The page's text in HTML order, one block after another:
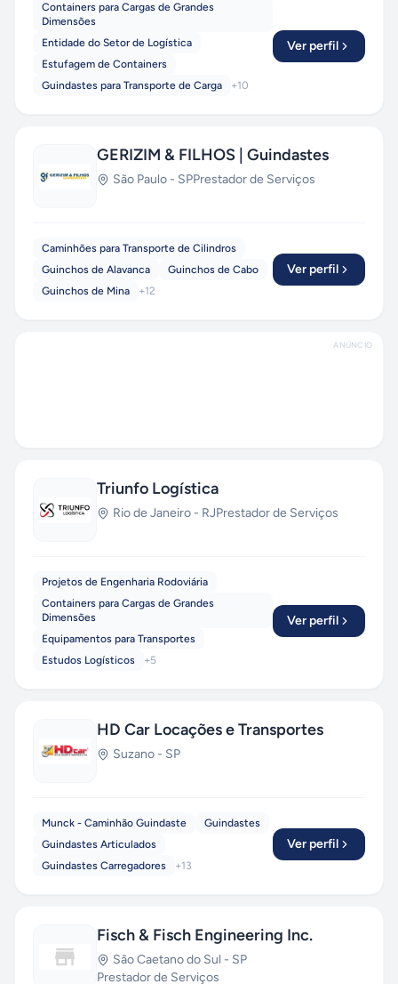
Containers para Cargas de Grandes
Dimensões
Entidade do Setor de Logística
Estufagem de Containers
Guindastes para Transporte de Carga
+10
Ver perfil
GERIZIM & FILHOS | Guindastes
São Paulo - SPPrestador de Serviços
Caminhões para Transporte de Cilindros
Guinchos de Alavanca
Guinchos de Cabo
Guinchos de Mina
+12
Ver perfil
ANÚNCIO
Triunfo Logística
Rio de Janeiro - RJPrestador de Serviços
Projetos de Engenharia Rodoviária
Containers para Cargas de Grandes
Dimensões
Equipamentos para Transportes
Estudos Logísticos
+5
Ver perfil
HD Car Locações e Transportes
Suzano - SP
Munck - Caminhão Guindaste
Guindastes
Guindastes Articulados
Guindastes Carregadores
+13
Ver perfil
Fisch & Fisch Engineering Inc.
São Caetano do Sul - SP
Prestador de Serviços